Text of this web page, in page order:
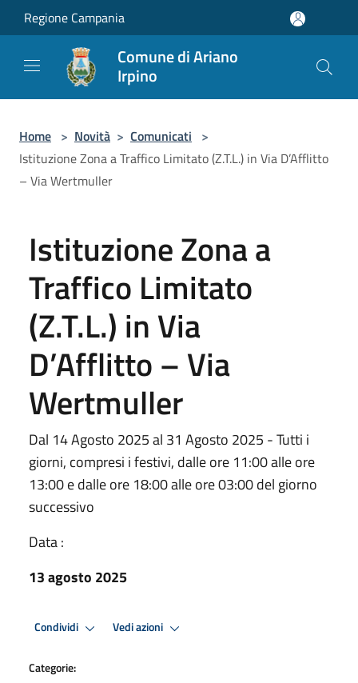
Salta al contenuto principale
Regione Campania
Comune di Ariano
Irpino
Home > Novità > Comunicati >
Istituzione Zona a Traffico Limitato (Z.T.L.) in Via D’Afflitto
– Via Wertmuller
Istituzione Zona a
Traffico Limitato
(Z.T.L.) in Via
D’Afflitto – Via
Wertmuller
Dal 14 Agosto 2025 al 31 Agosto 2025 - Tutti i
giorni, compresi i festivi, dalle ore 11:00 alle ore
13:00 e dalle ore 18:00 alle ore 03:00 del giorno
successivo
Data :
13 agosto 2025
Condividi Vedi azioni
Categorie: